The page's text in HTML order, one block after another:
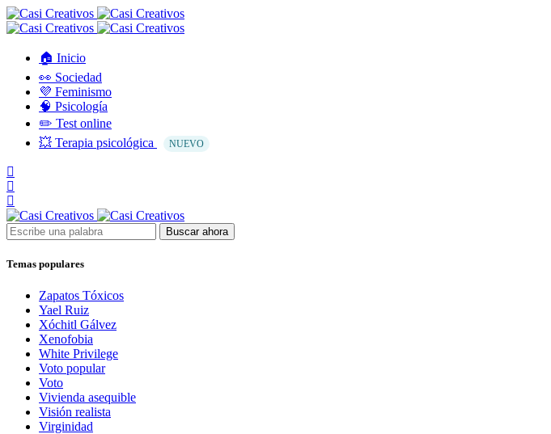
🏠 Inicio
👀 Sociedad
💜 Feminismo
🧠 Psicología
✏️ Test online
💥 Terapia psicológica
NUEVO
Buscar ahora
Temas populares
Zapatos Tóxicos
Yael Ruiz
Xóchitl Gálvez
Xenofobia
White Privilege
Voto popular
Voto
Vivienda asequible
Visión realista
Virginidad